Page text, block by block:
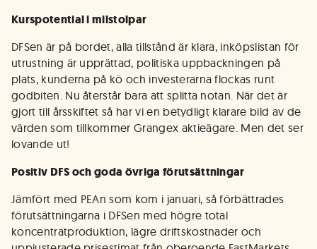
Kurspotential i milstolpar
DFSen är på bordet, alla tillstånd är klara, inköpslistan för
utrustning är upprättad, politiska uppbackningen på
plats, kunderna på kö och investerarna flockas runt
godbiten. Nu återstår bara att splitta notan. När det är
gjort till årsskiftet så har vi en betydligt klarare bild av de
värden som tillkommer Grangex aktieägare. Men det ser
lovande ut!
Positiv DFS och goda övriga förutsättningar
Jämfört med PEAn som kom i januari, så förbättrades
förutsättningarna i DFSen med högre total
koncentratproduktion, lägre driftskostnader och